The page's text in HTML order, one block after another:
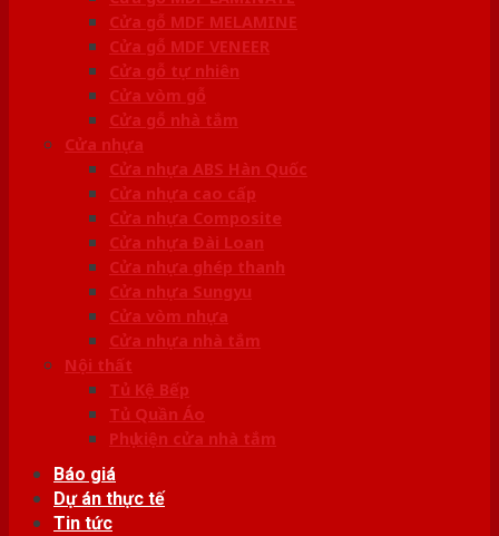
Cửa gỗ MDF MELAMINE
Cửa gỗ MDF VENEER
Cửa gỗ tự nhiên
Cửa vòm gỗ
Cửa gỗ nhà tắm
Cửa nhựa
Cửa nhựa ABS Hàn Quốc
Cửa nhựa cao cấp
Cửa nhựa Composite
Cửa nhựa Đài Loan
Cửa nhựa ghép thanh
Cửa nhựa Sungyu
Cửa vòm nhựa
Cửa nhựa nhà tắm
Nội thất
Tủ Kệ Bếp
Tủ Quần Áo
Phụ kiện cửa nhà tắm
Báo giá
Dự án thực tế
Tin tức